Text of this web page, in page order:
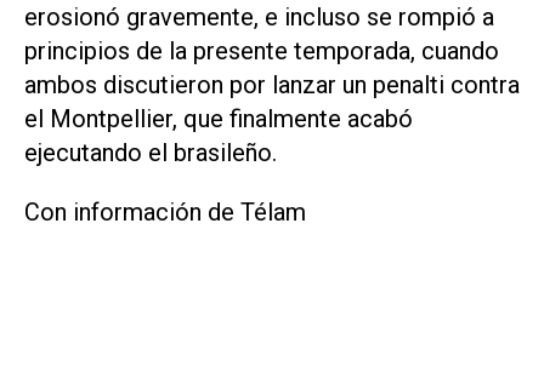
erosionó gravemente, e incluso se rompió a
principios de la presente temporada, cuando
ambos discutieron por lanzar un penalti contra
el Montpellier, que finalmente acabó
ejecutando el brasileño.
Con información de Télam